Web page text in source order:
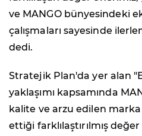
ve MANGO bünyesindeki
çalışmaları sayesinde
dedi.
Stratejik Plan'da yer alan
yaklaşımı kapsamında
kalite ve arzu edilen
ettiği farklılaştırılmış